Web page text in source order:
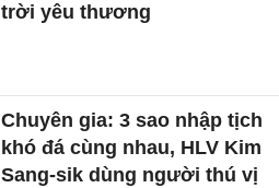
trời yêu thương
Chuyên gia: 3 sao nhập tịch
khó đá cùng nhau, HLV Kim
Sang-sik dùng người thú vị